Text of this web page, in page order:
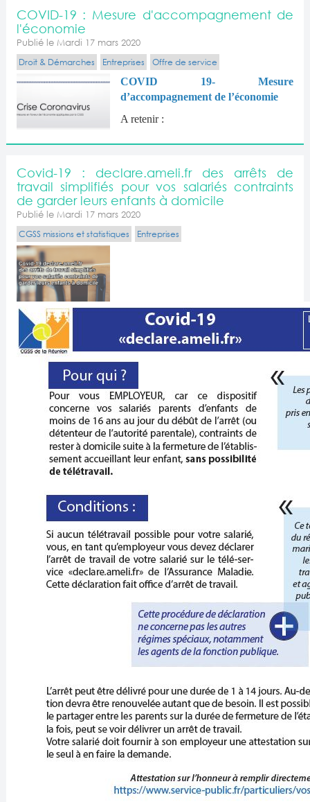
COVID-19 : Mesure d'accompagnement de
l'économie
Publié le Mardi 17 mars 2020
Droit & Démarches
Entreprises
Offre de service
COVID 19- Mesure
d’accompagnement de l’économie
A retenir :
Covid-19 : declare.ameli.fr des arrêts de
travail simplifiés pour vos salariés contraints
de garder leurs enfants à domicile
Publié le Mardi 17 mars 2020
CGSS missions et statistiques
Entreprises